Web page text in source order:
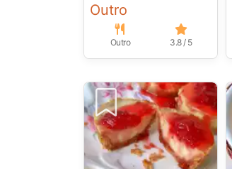
Outro
Outro 3.8 / 5